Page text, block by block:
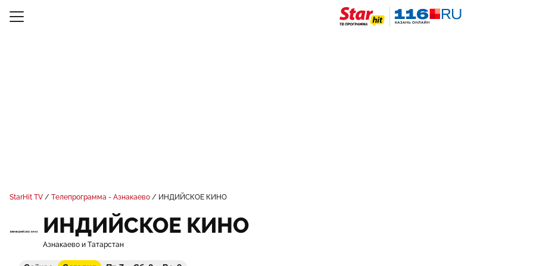
StarHit TV Телепрограмма - Азнакаево ИНДИЙСКОЕ КИНО
ИНДИЙСКОЕ КИНО
Азнакаево и Татарстан